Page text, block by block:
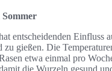
entscheidenden Einfluss
gießen. Die
etwa einmal pro
die Wurzeln gesund